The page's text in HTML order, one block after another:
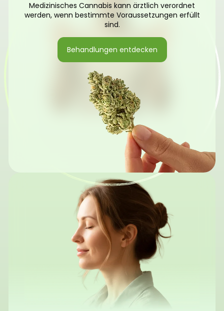
Medizinisches Cannabis kann ärztlich verordnet
werden, wenn bestimmte Voraussetzungen erfüllt
sind.
Behandlungen entdecken